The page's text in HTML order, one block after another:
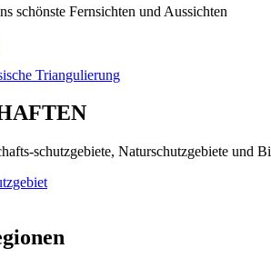
schönste Fernsichten und Aussichten
Triangulierung
schutzgebiete, Naturschutzgebiete und